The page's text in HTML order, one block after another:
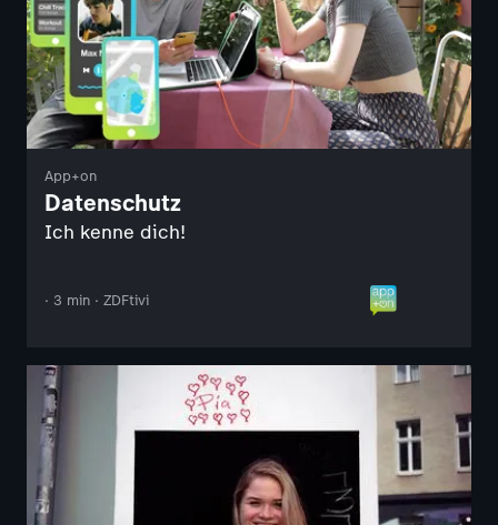
App+on
Datenschutz
Ich kenne dich!
· 3 min · ZDFtivi